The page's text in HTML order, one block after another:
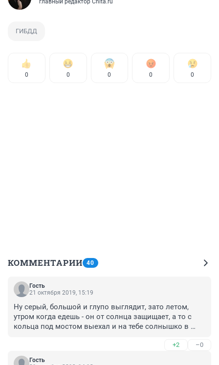
ГИБДД
0 0 0 0 0
КОММЕНТАРИИ 40
Гость
21 октября 2019, 15:19
Ну серый, большой и глупо выглядит, зато летом,
утром когда едешь - он от солнца защищает, а то с
кольца под мостом выехал и на тебе солнышко в
+2 –0
Гость